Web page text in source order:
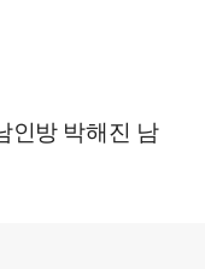
인방 박해진 남